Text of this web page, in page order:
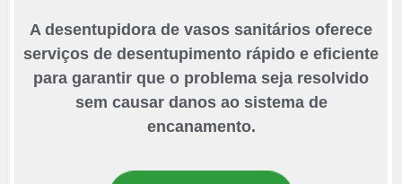
A desentupidora de vasos sanitários oferece
serviços de desentupimento rápido e eficiente
para garantir que o problema seja resolvido
sem causar danos ao sistema de
encanamento.